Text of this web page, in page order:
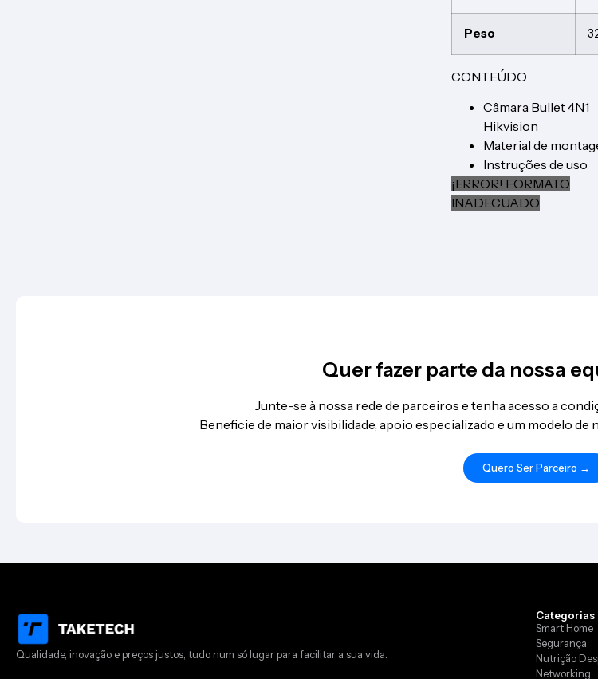
Peso
CONTEÚDO
Câmara Bullet 4N1
Hikvision
Material de
Instruções de uso
¡ERROR! FORMATO
INADECUADO
Quer fazer parte da nossa
Junte-se à nossa rede de parceiros e tenha acesso a
Beneficie de maior visibilidade, apoio especializado e um modelo de
Quero Ser Parceiro →
Qualidade, inovação e preços justos, tudo num só lugar para facilitar a sua vida.
Categorias
Smart Home
Segurança
Nutrição
Networking